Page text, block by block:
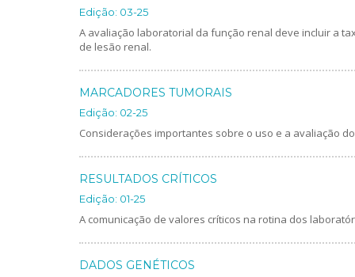
Edição: 03-25
A avaliação laboratorial da função renal deve incluir a
de lesão renal.
MARCADORES TUMORAIS
Edição: 02-25
Considerações importantes sobre o uso e a avaliação
RESULTADOS CRÍTICOS
Edição: 01-25
A comunicação de valores críticos na rotina dos
DADOS GENÉTICOS